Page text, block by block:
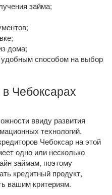
займа;
дома;
способом на выбор
Чебоксарах
ввиду развития
технологий.
Чебоксар на этой
одно или несколько
займам, поэтому
кредитный продукт,
вашим критериям.